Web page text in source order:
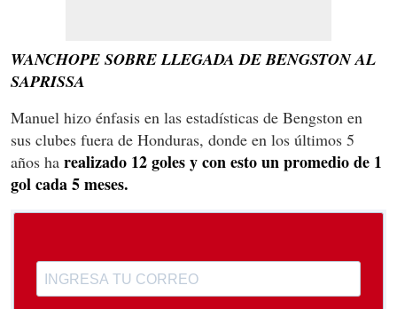
WANCHOPE SOBRE LLEGADA DE BENGSTON AL
SAPRISSA
Manuel hizo énfasis en las estadísticas de Bengston en
sus clubes fuera de Honduras, donde en los últimos 5
años ha realizado 12 goles y con esto un promedio de 1
gol cada 5 meses.